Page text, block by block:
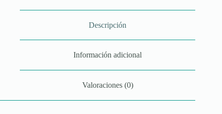
Descripción
Información adicional
Valoraciones (0)